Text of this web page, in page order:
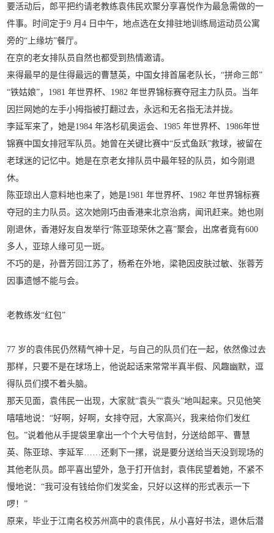
要活动后，郎平把约请老教练袁伟民欢聚分享喜悦作为最急需做的一
件事。时间定于9 月4 日中午，地点选在女排驻地训练局运动员公寓
旁的“上缘坊”餐厅。
在京的老女排队员自然也都受到热情邀请。
来得最早的是住得最远的曹慧英，中国女排首届老队长，“拼命三郎”
“铁姑娘”，1981 年世界杯、1982 年世界锦标赛夺冠主力队员。当年
因拦网她的左手小拇指被打翻过去，永远和无名指无法并拢。
李延军来了，她是1984 年洛杉矶奥运会、1985 年世界杯、1986年世
锦赛中国女排冠军队员。她曾在关键比赛中“反式鱼跃”救球，被留在
老球迷的记忆中。她是在京老女排队员中最年轻的队员，如今刚退
休。
陈亚琼出人意料地也来了，她是1981 年世界杯、1982 年世界锦标赛
夺冠的主力队员。这次她刚巧由香港来北京治病，闻讯赶来。她也刚
刚退休，香港好友自发举行“陈亚琼荣休之喜”聚会，出席者竟有600
多人，亚琼人缘可见一斑。
不巧的是，孙晋芳回江苏了，杨希在外地，梁艳因皮肤过敏、张蓉芳
因事遗憾不能与会。
老教练发“红包”
77 岁的袁伟民仍然精气神十足，与自己的队员们在一起，依然像过去
那样，只要不是在球场上，他说起话来常常半真半假、风趣幽默，逗
得队员们摸不着头脑。
那天见面，袁伟民一出现，大家就“袁头”“袁头”地叫起来。只见他笑
嘻嘻地说：“好啊，好啊，女排夺冠，大家高兴，我来给你们发红
包。”说着他从手提袋里拿出一个个大号信封，分送给郎平、曹慧
英、陈亚琼、李延军……还剩下一摞，说是要分送给当天没到现场的
其他老队员。郎平喜出望外，急于打开信封，袁伟民望着她，不紧不
慢地说：“我可没有钱给你们发奖金，只好以这样的形式表示一下
啰！”
原来，毕业于江南名校苏州高中的袁伟民，从小喜好书法，退休后潜